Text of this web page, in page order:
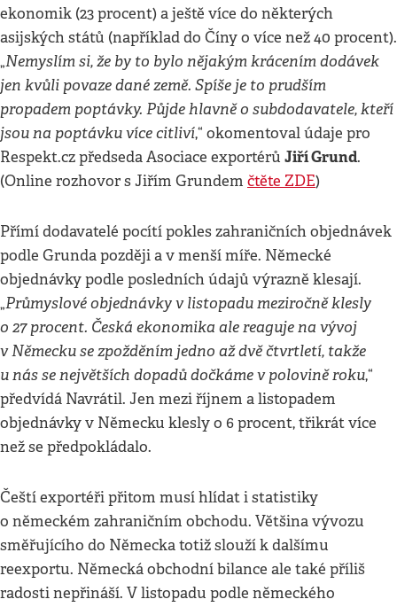
ekonomik (23 procent) a ještě více do některých
asijských států (například do Číny o více než 40 procent).
„Nemyslím si, že by to bylo nějakým krácením dodávek
jen kvůli povaze dané země. Spíše je to prudším
propadem poptávky. Půjde hlavně o subdodavatele, kteří
jsou na poptávku více citliví,“ okomentoval údaje pro
Respekt.cz předseda Asociace exportérů Jiří Grund.
(Online rozhovor s Jiřím Grundem čtěte ZDE)
Přímí dodavatelé pocítí pokles zahraničních objednávek
podle Grunda později a v menší míře. Německé
objednávky podle posledních údajů výrazně klesají.
„Průmyslové objednávky v listopadu meziročně klesly
o 27 procent. Česká ekonomika ale reaguje na vývoj
v Německu se zpožděním jedno až dvě čtvrtletí, takže
u nás se největších dopadů dočkáme v polovině roku,“
předvídá Navrátil. Jen mezi říjnem a listopadem
objednávky v Německu klesly o 6 procent, třikrát více
než se předpokládalo.
Čeští exportéři přitom musí hlídat i statistiky
o německém zahraničním obchodu. Většina vývozu
směřujícího do Německa totiž slouží k dalšímu
reexportu. Německá obchodní bilance ale také příliš
radosti nepřináší. V listopadu podle německého